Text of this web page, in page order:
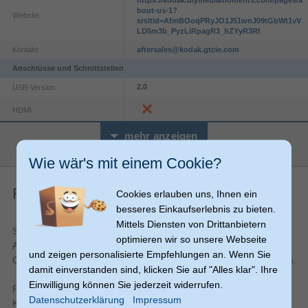
Website
bout-us-1?
srsltid=AfmBOoqPRyJO1J51wnJ09tGbWt1vV
LD5m3b_PyzLiRpagR3_hZYyR3RI
Kontakt aftersales@kodak.gtcie.com
Anschlüsse und Schnittstellen
USB-Version 2.0
HDMI
Akkulaufzeit (CIPA Standard) 200 Schüsse
Akku-/Batterietechnologie
Belichtung
ISO-Empfindlichkeit (min) 100
ISO-Empfindlichkeit (max) 3200
Belichtungssteuerung
mehr anzeigen
Finanzierung
Schon ab11,69 €
monatlich Finanzierung bei einer maximalen
Anzahl Raten von 12 Monaten; Gesamtbetrag 140,28 €;
Gebundener jährl. Sollzinssatz 7,24 %, effekt. Jahreszins 7,49 %.
Finanzierung Ihres Einkaufs (Ratenplan-Verfügung) über den
Kreditrahmen mit Mastercard, den Sie wiederholt in Anspruch
Wie wär's mit einem Cookie?
Cookies erlauben uns, Ihnen ein
besseres Einkaufserlebnis zu bieten.
Mittels Diensten von Drittanbietern
optimieren wir so unsere Webseite
und zeigen personalisierte Empfehlungen an. Wenn Sie
damit einverstanden sind, klicken Sie auf "Alles klar". Ihre
Einwilligung können Sie jederzeit widerrufen.
Datenschutzerklärung
Impressum